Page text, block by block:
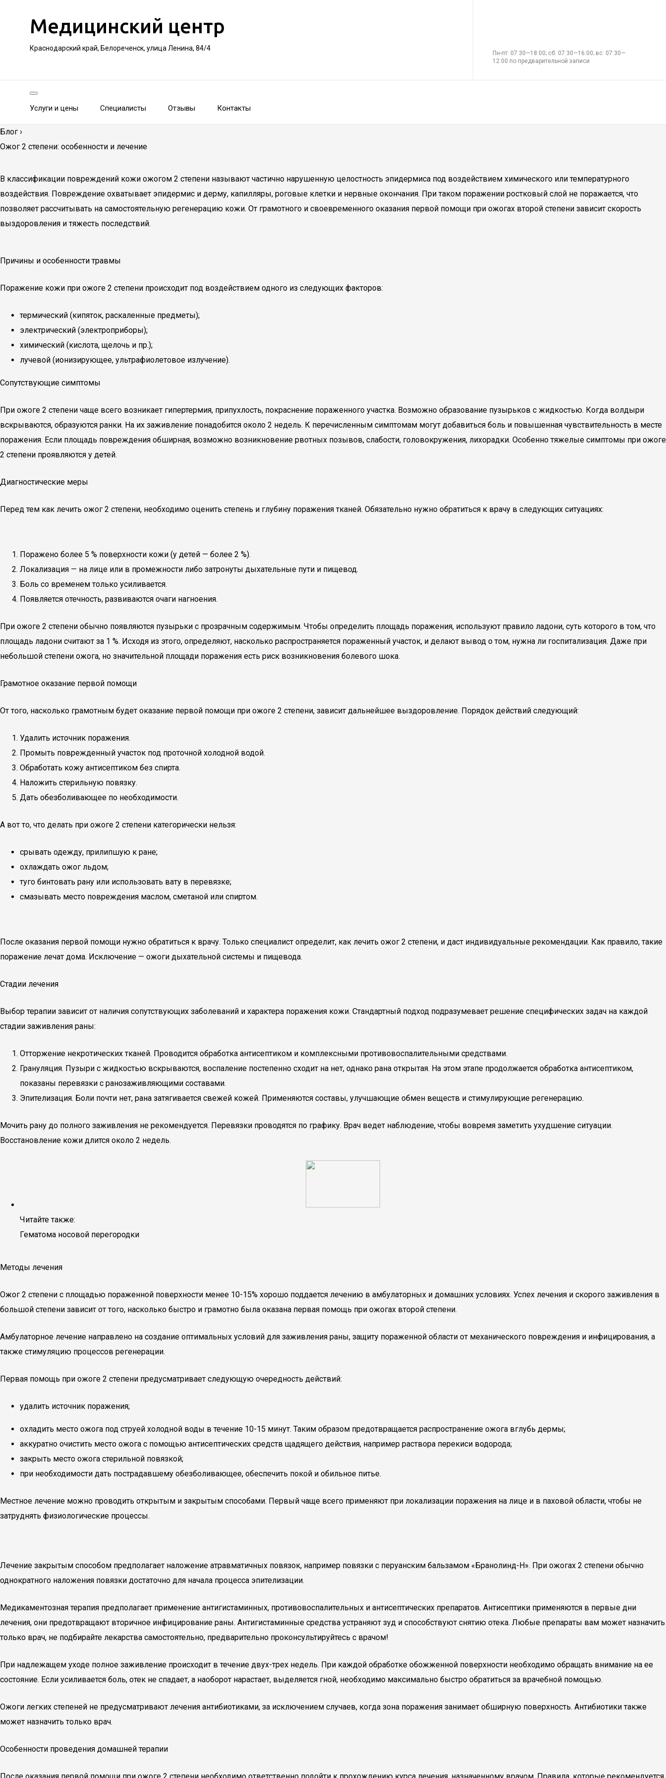
Медицинский центр
Краснодарский край, Белореченск, улица Ленина, 84/4
Пн-пт: 07:30—18:00; сб: 07:30—16:00; вс: 07:30—
12:00 по предварительной записи
Услуги и цены Специалисты Отзывы Контакты
Блог ›
Ожог 2 степени: особенности и лечение
В классификации повреждений кожи ожогом 2 степени называют частично нарушенную целостность эпидермиса под воздействием химического или температурного
воздействия. Повреждение охватывает эпидермис и дерму, капилляры, роговые клетки и нервные окончания. При таком поражении ростковый слой не поражается, что
позволяет рассчитывать на самостоятельную регенерацию кожи. От грамотного и своевременного оказания первой помощи при ожогах второй степени зависит скорость
выздоровления и тяжесть последствий.
Причины и особенности травмы
Поражение кожи при ожоге 2 степени происходит под воздействием одного из следующих факторов:
термический (кипяток, раскаленные предметы);
электрический (электроприборы);
химический (кислота, щелочь и пр.);
лучевой (ионизирующее, ультрафиолетовое излучение).
Сопутствующие симптомы
При ожоге 2 степени чаще всего возникает гипертермия, припухлость, покраснение пораженного участка. Возможно образование пузырьков с жидкостью. Когда волдыри
вскрываются, образуются ранки. На их заживление понадобится около 2 недель. К перечисленным симптомам могут добавиться боль и повышенная чувствительность в месте
поражения. Если площадь повреждения обширная, возможно возникновение рвотных позывов, слабости, головокружения, лихорадки. Особенно тяжелые симптомы при ожоге
2 степени проявляются у детей.
Диагностические меры
Перед тем как лечить ожог 2 степени, необходимо оценить степень и глубину поражения тканей. Обязательно нужно обратиться к врачу в следующих ситуациях:
Поражено более 5 % поверхности кожи (у детей — более 2 %).
Локализация — на лице или в промежности либо затронуты дыхательные пути и пищевод.
Боль со временем только усиливается.
Появляется отечность, развиваются очаги нагноения.
При ожоге 2 степени обычно появляются пузырьки с прозрачным содержимым. Чтобы определить площадь поражения, используют правило ладони, суть которого в том, что
площадь ладони считают за 1 %. Исходя из этого, определяют, насколько распространяется пораженный участок, и делают вывод о том, нужна ли госпитализация. Даже при
небольшой степени ожога, но значительной площади поражения есть риск возникновения болевого шока.
Грамотное оказание первой помощи
От того, насколько грамотным будет оказание первой помощи при ожоге 2 степени, зависит дальнейшее выздоровление. Порядок действий следующий:
Удалить источник поражения.
Промыть поврежденный участок под проточной холодной водой.
Обработать кожу антисептиком без спирта.
Наложить стерильную повязку.
Дать обезболивающее по необходимости.
А вот то, что делать при ожоге 2 степени категорически нельзя:
срывать одежду, прилипшую к ране;
охлаждать ожог льдом;
туго бинтовать рану или использовать вату в перевязке;
смазывать место повреждения маслом, сметаной или спиртом.
После оказания первой помощи нужно обратиться к врачу. Только специалист определит, как лечить ожог 2 степени, и даст индивидуальные рекомендации. Как правило, такие
поражение лечат дома. Исключение — ожоги дыхательной системы и пищевода.
Стадии лечения
Выбор терапии зависит от наличия сопутствующих заболеваний и характера поражения кожи. Стандартный подход подразумевает решение специфических задач на каждой
стадии заживления раны:
Отторжение некротических тканей. Проводится обработка антисептиком и комплексными противовоспалительными средствами.
Грануляция. Пузыри с жидкостью вскрываются, воспаление постепенно сходит на нет, однако рана открытая. На этом этапе продолжается обработка антисептиком,
показаны перевязки с ранозаживляющими составами.
Эпителизация. Боли почти нет, рана затягивается свежей кожей. Применяются составы, улучшающие обмен веществ и стимулирующие регенерацию.
Мочить рану до полного заживления не рекомендуется. Перевязки проводятся по графику. Врач ведет наблюдение, чтобы вовремя заметить ухудшение ситуации.
Восстановление кожи длится около 2 недель.
Читайте также:
Гематома носовой перегородки
Методы лечения
Ожог 2 степени с площадью пораженной поверхности менее 10-15% хорошо поддается лечению в амбулаторных и домашних условиях. Успех лечения и скорого заживления в
большой степени зависит от того, насколько быстро и грамотно была оказана первая помощь при ожогах второй степени.
Амбулаторное лечение направлено на создание оптимальных условий для заживления раны, защиту пораженной области от механического повреждения и инфицирования, а
также стимуляцию процессов регенерации.
Первая помощь при ожоге 2 степени предусматривает следующую очередность действий:
удалить источник поражения;
охладить место ожога под струей холодной воды в течение 10-15 минут. Таким образом предотвращается распространение ожога вглубь дермы;
аккуратно очистить место ожога с помощью антисептических средств щадящего действия, например раствора перекиси водорода;
закрыть место ожога стерильной повязкой;
при необходимости дать пострадавшему обезболивающее, обеспечить покой и обильное питье.
Местное лечение можно проводить открытым и закрытым способами. Первый чаще всего применяют при локализации поражения на лице и в паховой области, чтобы не
затруднять физиологические процессы.
Лечение закрытым способом предполагает наложение атравматичных повязок, например повязки с перуанским бальзамом «Бранолинд-Н». При ожогах 2 степени обычно
однократного наложения повязки достаточно для начала процесса эпителизации.
Медикаментозная терапия предполагает применение антигистаминных, противовоспалительных и антисептических препаратов. Антисептики применяются в первые дни
лечения, они предотвращают вторичное инфицирование раны. Антигистаминные средства устраняют зуд и способствуют снятию отека. Любые препараты вам может назначить
только врач, не подбирайте лекарства самостоятельно, предварительно проконсультируйтесь с врачом!
При надлежащем уходе полное заживление происходит в течение двух-трех недель. При каждой обработке обожженной поверхности необходимо обращать внимание на ее
состояние. Если усиливается боль, отек не спадает, а наоборот нарастает, выделяется гной, необходимо максимально быстро обратиться за врачебной помощью.
Ожоги легких степеней не предусматривают лечения антибиотиками, за исключением случаев, когда зона поражения занимает обширную поверхность. Антибиотики также
может назначить только врач.
Особенности проведения домашней терапии